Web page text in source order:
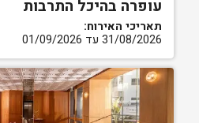
עופרה בהיכל התרבות
תאריכי האירוח:
31/08/2026 עד 01/09/2026